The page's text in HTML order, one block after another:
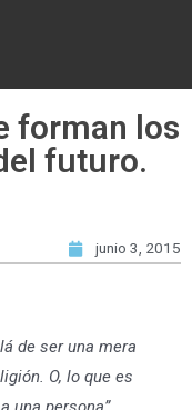
forman los
futuro.
junio 3, 2015
de ser una mera
O, lo que es